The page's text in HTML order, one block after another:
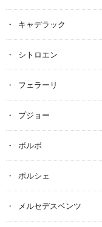
キャデラック
シトロエン
フェラーリ
プジョー
ボルボ
ポルシェ
メルセデスベンツ